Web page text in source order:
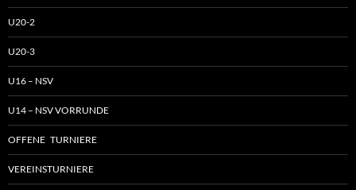
U20-2
U20-3
U16 – NSV
U14 – NSV VORRUNDE
OFFENE TURNIERE
VEREINSTURNIERE